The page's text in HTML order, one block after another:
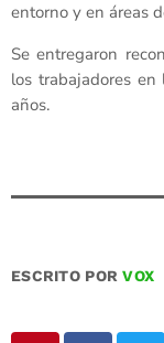
entorno y en áreas
Se entregaron
los trabajadores
años.
ESCRITO PORVOX